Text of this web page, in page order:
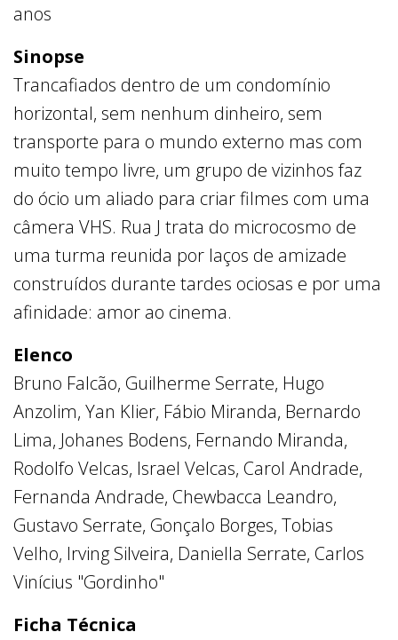
anos
Sinopse
Trancafiados dentro de um condomínio
horizontal, sem nenhum dinheiro, sem
transporte para o mundo externo mas com
muito tempo livre, um grupo de vizinhos faz
do ócio um aliado para criar filmes com uma
câmera VHS. Rua J trata do microcosmo de
uma turma reunida por laços de amizade
construídos durante tardes ociosas e por uma
afinidade: amor ao cinema.
Elenco
Bruno Falcão, Guilherme Serrate, Hugo
Anzolim, Yan Klier, Fábio Miranda, Bernardo
Lima, Johanes Bodens, Fernando Miranda,
Rodolfo Velcas, Israel Velcas, Carol Andrade,
Fernanda Andrade, Chewbacca Leandro,
Gustavo Serrate, Gonçalo Borges, Tobias
Velho, Irving Silveira, Daniella Serrate, Carlos
Vinícius "Gordinho"
Ficha Técnica